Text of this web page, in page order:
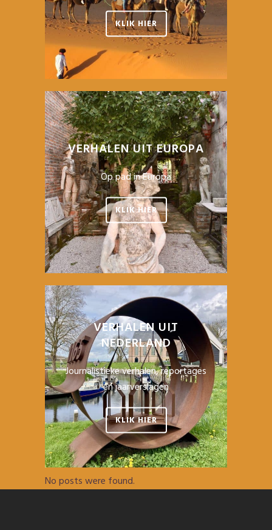
KLIK HIER
VERHALEN UIT EUROPA
Op pad in Europa
KLIK HIER
VERHALEN UIT
NEDERLAND
Journalistieke verhalen, reportages
en jaarverslagen
KLIK HIER
No posts were found.